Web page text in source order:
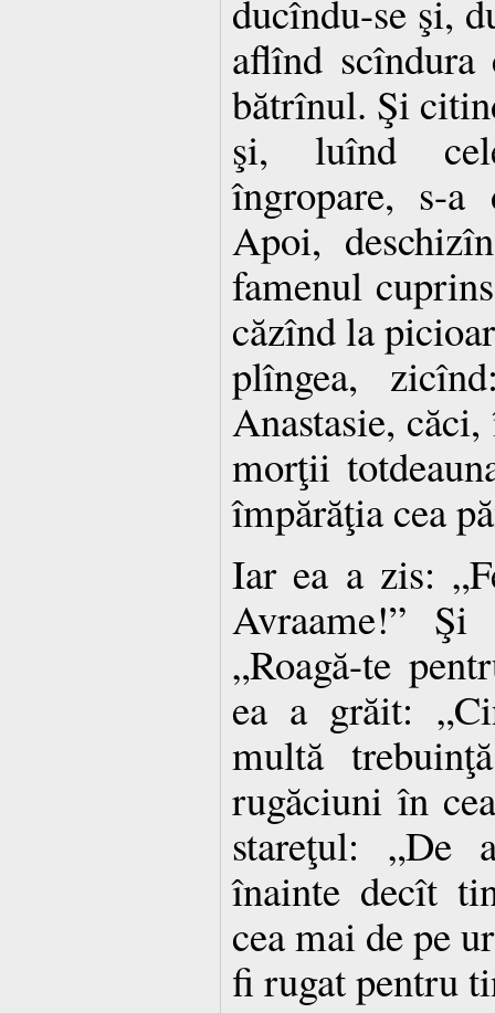
ducîndu-se şi,
aflînd
bătrînul. Şi
şi, luînd
îngropare, s-
Apoi,
famenul
căzînd la
plîngea,
Anastasie,
morţii
împărăţia cea
Iar ea a zis:
Avraame!”
„Roagă-te
ea a grăit:
multă
rugăciuni în
stareţul: „De
înainte decît
cea mai de pe
fi rugat pentru